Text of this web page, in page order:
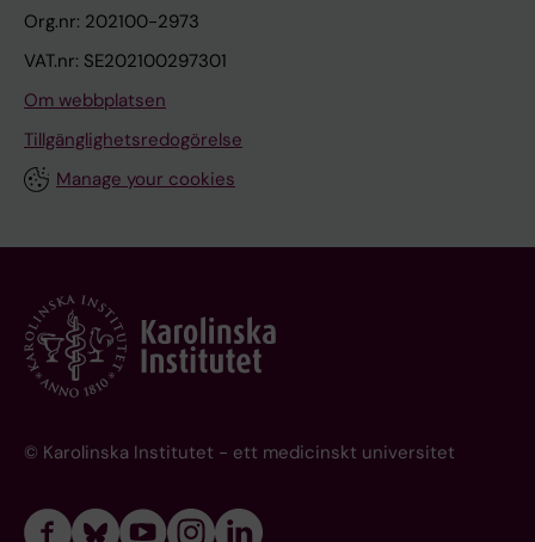
Org.nr: 202100-2973
VAT.nr: SE202100297301
Om webbplatsen
Tillgänglighetsredogörelse
Manage your cookies
© Karolinska Institutet - ett medicinskt universitet